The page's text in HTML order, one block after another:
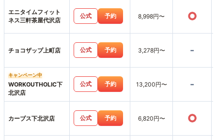
エニタイムフィット
ネス三軒茶屋代沢店
公式 予約 8,998円〜 ○
チョコザップ上町店 公式 予約 3,278円〜 -
キャンペーン中
WORKOUTHOLIC下
北沢店
公式 予約 13,200円〜 -
カーブス下北沢店 公式 予約 6,820円〜 ○